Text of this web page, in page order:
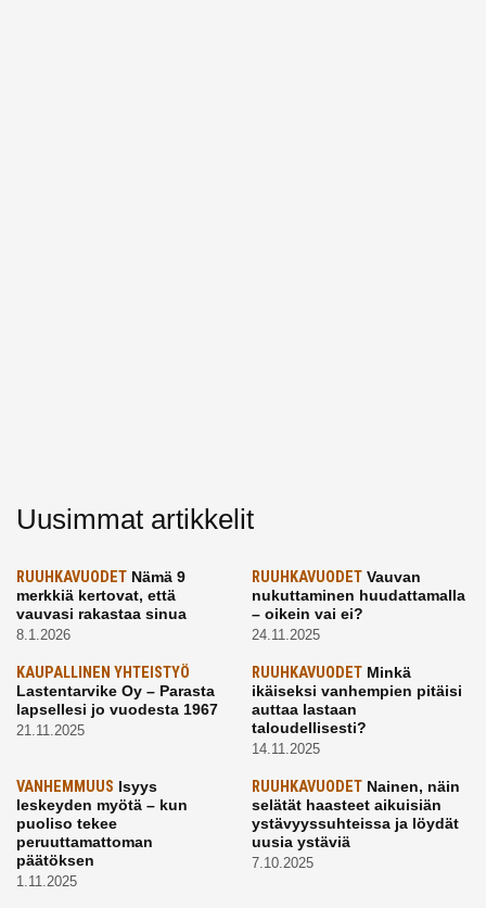
Uusimmat artikkelit
RUUHKAVUODET Nämä 9
merkkiä kertovat, että
vauvasi rakastaa sinua
8.1.2026
RUUHKAVUODETVauvan
nukuttaminen huudattamalla
– oikein vai ei?
24.11.2025
KAUPALLINEN YHTEISTYÖ
Lastentarvike Oy – Parasta
lapsellesi jo vuodesta 1967
21.11.2025
RUUHKAVUODETMinkä
ikäiseksi vanhempien pitäisi
auttaa lastaan
taloudellisesti?
14.11.2025
VANHEMMUUS Isyys
leskeyden myötä – kun
puoliso tekee
peruuttamattoman
päätöksen
1.11.2025
RUUHKAVUODETNainen, näin
selätät haasteet aikuisiän
ystävyyssuhteissa ja löydät
uusia ystäviä
7.10.2025